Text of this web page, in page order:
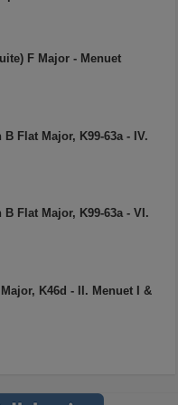
F Major - Menuet
Flat Major, K99-63a - IV.
B Flat Major, K99-63a - VI.
K46d - II. Menuet I &